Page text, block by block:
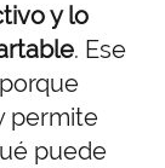
y lo
. Ese
permite
puede